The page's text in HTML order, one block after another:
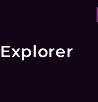
Explorer